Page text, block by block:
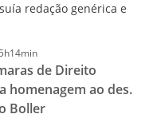
redação genérica e
de Direito
homenagem ao des.
Boller